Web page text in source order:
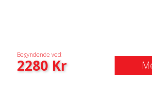
Begyndende ved:
2280Kr